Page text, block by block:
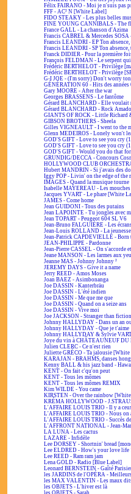
Félix FAIRANO - Moi je n'suis pas
FFF - AC² N [White Label]
FIDO STEAKY - Les plus belles
FINE YOUNG CANNIBALS - The
France GALL - La chanson d'Azima
Francis CABREL & Mercedes SOSA
Francis LEANDRI - EP Ton
Francis LEANDRI - SP Ton
Franck DIDIER - Pour la première
François FELDMAN - Le serpent qui
Frédéric BERTHELOT - Privilège
Frédéric BERTHELOT - Privilège
G-I JOE - (I'm sorry) Don't worry
GÉNÉRATION 60 - Hits des années
Gary MOORE - After the war
Georges BRASSENS - Le fantôme
Gérard BLANCHARD - Elle voulait
Gérard BLANCHARD - Rock
GIANTS OF ROCK - Little Richard
GIBSON BROTHERS - Sheela
Gilles VIGNEAULT - I went to the
Glenn MEDEIROS - Lonely won't
GOD'S GIFT - Love to see you cry
GOD'S GIFT - Love to see you cry
GOD'S GIFT - Would you do that
GRUNDIG/DECCA - Concours
HOLLYWOOD CLUB
Hubert MANDRIN - Si j'avais des
Iggy POP - Livin' on the edge of the
IMAGES - Quand la musique tourne
Isabelle MAYEREAU - Les mouches
Jacques YVART - Le phare [White
JAMES - Come home
Jean GUIDONI - Tous des putains
Jean LAPOINTE - Tu jongles avec
Jean TOPART - Peugeot 604 SL V6
Jean-Bruno FALGUIÈRE - Les
Jean-Louis ROLLAND - La
Jean-Patrick CAPDEVIELLE - Born
JEAN-PHILIPPE - Pardonne
Jean-Pierre CASSEL - On s'accorde
Jeane MANSON - Les larmes aux
Jeanne MAS - Johnny Johnny ²
JEREMY DAYS - Give it a name
Jerry REED - Amos Moses
Joan BAEZ - Asimbonanga
Joe DASSIN - Kanterbräu
Joe DASSIN - L'été indien
Joe DASSIN - Me que me que
Joe DASSIN - Quand on a seize ans
Joe DASSIN - Vive moi
Joe JACKSON - Stranger than fiction
Johnny HALLYDAY - Dans un an
Johnny HALLYDAY - Que je t'aime
Johnny HALLYDAY & Sylvie
Joye du vin à CHÂTEAUNEUF DU
Julien CLERC - Ce n'est rien
Juliette GRÉCO - Ta jalousie [White
KARAJAN - BRAHMS, danses
Kenny BALL & his jazz band -
KENT - On fait c'qu'on peut
KENT - Tous les mômes
KENT - Tous les mômes REMIX
Kim WILDE - You came
KIRSTEN - Over the rainbow
KRÉMA HOLLYWOOD -
L'AFFAIRE LOUIS TRIO - Il y a
L'AFFAIRE LOUIS TRIO - Nous on
L'AFFAIRE LOUIS TRIO - Succès
L'AFFRONT NATIONAL - Jean-
LA LUNA - Les cactus
LAZARE - Infidèle
Lee DORSEY - Shortnin' bread
Lee ELDRED - How's your love life
Lee REED - Ram ram jam
Lena GOLD - Radio [Blue Label]
Leonard BERNSTEIN - Gaîté
les JARDINS de l'OPÉRA -
les MAX VALENTIN - Les maux
les OBJETS - L'hiver est là
les OBJETS - Sarah